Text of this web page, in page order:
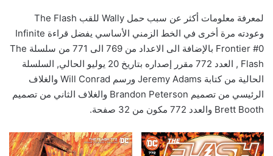
لمعرفة معلومات أكثر عن سبب حمل Wally للقب The Flash
وعودته مرة أخرى في الخط الزمني الأساسي يفضل قراءة Infinite
Frontier #0 بالإضافة الى الاعداد من 769 الى 771 من سلسلة The
Flash , العدد 772 مقرر إصداره بتاريخ 20 يوليو الحالي, السلسلة
الحالية من كتابة Jeremy Adams ورسم Will Conrad والغلاف
الرئيسي من تصميم Brandon Peterson والغلاف الثاني من تصميم
Brett Booth والعدد 772 مكون من 32 صفحة.